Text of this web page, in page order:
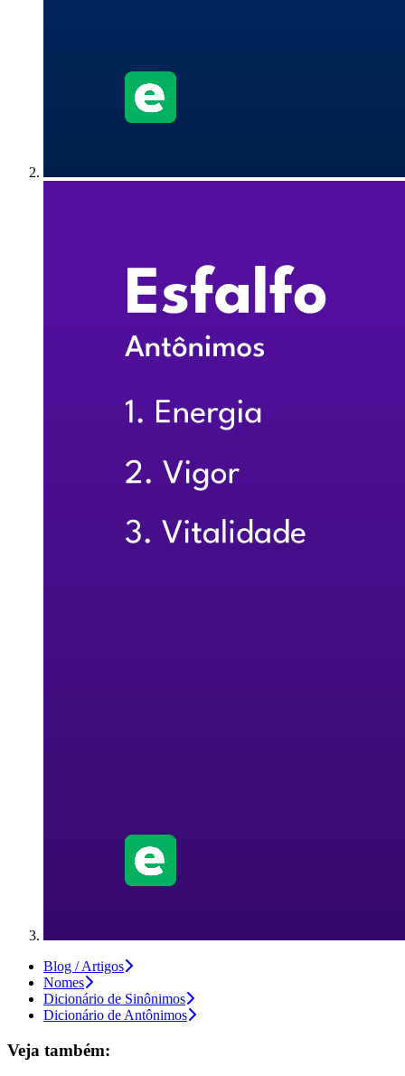
Blog / Artigos
Nomes
Dicionário de Sinônimos
Dicionário de Antônimos
Veja também: